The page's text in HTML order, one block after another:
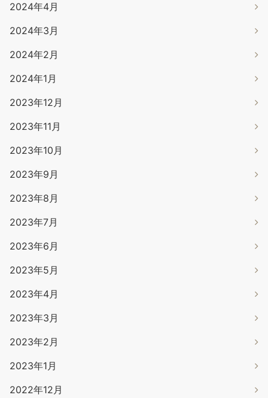
2024年4月
2024年3月
2024年2月
2024年1月
2023年12月
2023年11月
2023年10月
2023年9月
2023年8月
2023年7月
2023年6月
2023年5月
2023年4月
2023年3月
2023年2月
2023年1月
2022年12月